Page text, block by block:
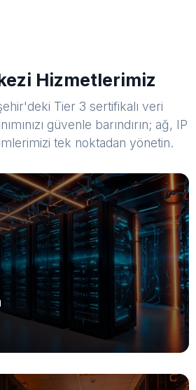
Hizmetlerimiz
Tier 3 sertifikalı veri
güvenle barındırın; ağ, IP
tek noktadan yönetin.